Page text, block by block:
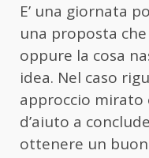
E’ una giornata
una proposta
oppure la cosa
idea. Nel caso
approccio mirato
d’aiuto a
ottenere un